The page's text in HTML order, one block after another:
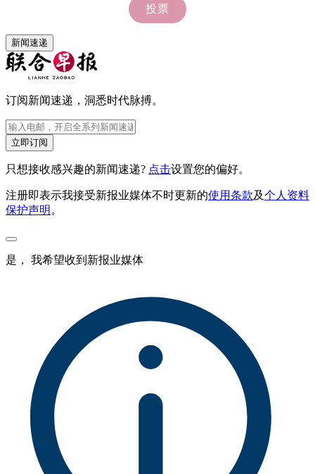
新闻速递
订阅新闻速递，洞悉时代脉搏。
立即订阅
只想接收感兴趣的新闻速递? 点击设置您的偏好。
注册即表示我接受新报业媒体不时更新的使用条款及个人资料
保护声明。
是， 我希望收到新报业媒体